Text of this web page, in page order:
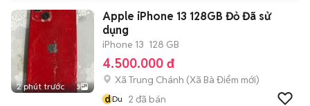
2 phút trước 3
Apple iPhone 13 128GB Đỏ Đã sử
dụng
iPhone 13 128 GB
4.500.000 đ
Xã Trung Chánh (Xã Bà Điểm mới)
dDu 2 đã bán